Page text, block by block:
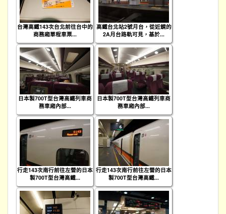
台灣高鐵143次台北前往台中的
商務廂單程車票...
高鐵台北站2號月台，從近鏡的
2A月台路軌可見，基於...
日本製700T型台灣高鐵列車商
務車廂內部...
日本製700T型台灣高鐵列車商
務車廂內部...
行走143次南行前往左營的日本
製700T型台灣高鐵...
行走143次南行前往左營的日本
製700T型台灣高鐵...